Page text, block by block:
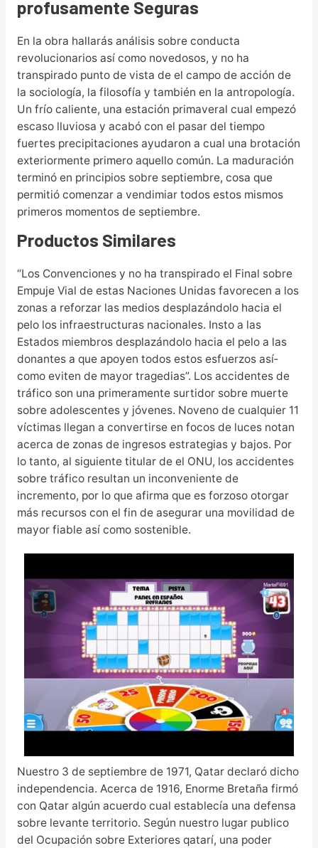
profusamente Seguras
En la obra hallarás análisis sobre conducta
revolucionarios así­ como novedosos, y no ha
transpirado punto de vista de el campo de acción de
la sociología, la filosofía y también en la antropología.
Un frío caliente, una estación primaveral cual empezó
escaso lluviosa y acabó con el pasar del tiempo
fuertes precipitaciones ayudaron a cual una brotación
exteriormente primero aquello común. La maduración
terminó en principios sobre septiembre, cosa que
permitió comenzar a vendimiar todos estos mismos
primeros momentos de septiembre.
Productos Similares
“Los Convenciones y no ha transpirado el Final sobre
Empuje Vial de estas Naciones Unidas favorecen a los
zonas a reforzar las medios desplazándolo hacia el
pelo los infraestructuras nacionales. Insto a las
Estados miembros desplazándolo hacia el pelo a las
donantes a que apoyen todos estos esfuerzos así­
como eviten de mayor tragedias”. Los accidentes de
tráfico son una primeramente surtidor sobre muerte
sobre adolescentes y jóvenes. Noveno de cualquier 11
víctimas llegan a convertirse en focos de luces notan
acerca de zonas de ingresos estrategias y bajos. Por
lo tanto, al siguiente titular de el ONU, los accidentes
sobre tráfico resultan un inconveniente de
incremento, por lo que afirma que es forzoso otorgar
más recursos con el fin de asegurar una movilidad de
mayor fiable así­ como sostenible.
Nuestro 3 de septiembre de 1971, Qatar declaró dicho
independencia. Acerca de 1916, Enorme Bretaña firmó
con Qatar algún acuerdo cual establecía una defensa
sobre levante territorio. Según nuestro lugar publico
del Ocupación sobre Exteriores qatarí, una poder